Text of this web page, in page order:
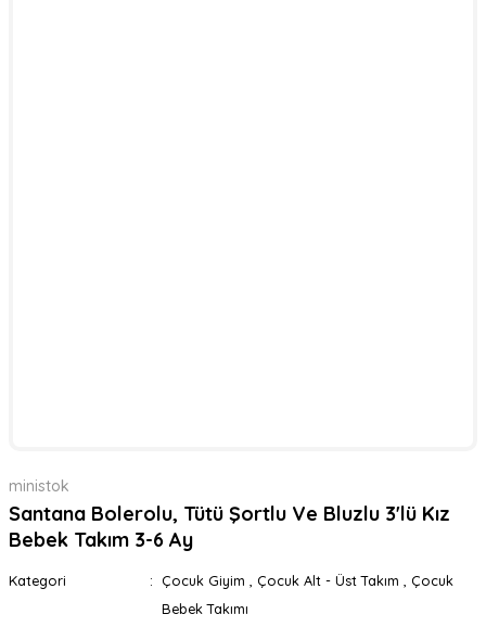
ministok
Santana Bolerolu, Tütü Şortlu Ve Bluzlu 3'lü Kız
Bebek Takım 3-6 Ay
Kategori Çocuk Giyim Çocuk Alt - Üst Takım
Çocuk
Bebek Takımı